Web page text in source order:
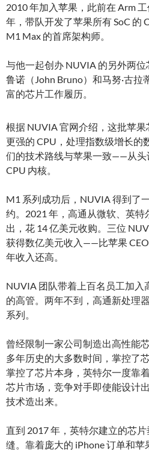
2010 年加入苹果，此前在 Arm
年，带队开发了苹果所有 SoC 的
M1 Max 的首席架构师。
与他一起创办 NUVIA 的另外两位
鲁诺（John Bruno）和马努·古
富的芯片工作履历。
根据 NUVIA 官网介绍，这批苹
更强的 CPU，处理指数级增长的
们的技术路线与苹果一致——从头
CPU 内核。
M1 系列成功后，NUVIA 得到了
约。2021 年，高通从微软、英
出，花 14 亿美元收购。三位
获得数亿美元收入——比苹果 CEO
年收入还高。
NUVIA 团队带着上百名员工加入
的高管。两年不到，高通新处理
系列。
曾经限制一家公司制造出高性能
多年历史的大多数时间，掌控了
掌控了芯片本身，英特尔一度靠
芯片市场，竞争对手即使能设计
技术造出来。
直到 2017 年，英特尔建立的芯
缝。靠着庞大的 iPhone 订单和